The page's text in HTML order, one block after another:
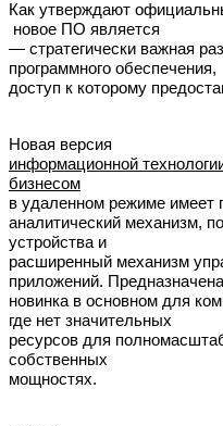
Как утверждают
новое ПО является
— стратегически важная
программного обеспечения,
доступ к которому
Новая версия
информационной
бизнесом
в удаленном режиме имеет
аналитический механизм,
устройства и
расширенный механизм
приложений. Предназначена
новинка в основном для
где нет значительных
ресурсов для
собственных
мощностях.